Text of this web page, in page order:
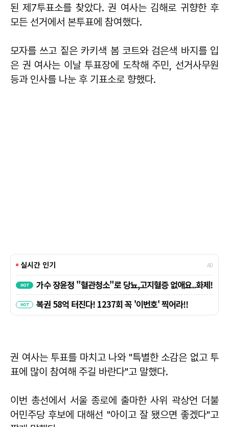
된 제7투표소를 찾았다. 권 여사는 김해로 귀향한 후
모든 선거에서 본투표에 참여했다.
모자를 쓰고 짙은 카키색 봄 코트와 검은색 바지를 입
은 권 여사는 이날 투표장에 도착해 주민, 선거사무원
등과 인사를 나눈 후 기표소로 향했다.
권 여사는 투표를 마치고 나와 "특별한 소감은 없고 투
표에 많이 참여해 주길 바란다"고 말했다.
이번 총선에서 서울 종로에 출마한 사위 곽상언 더불
어민주당 후보에 대해선 "아이고 잘 됐으면 좋겠다"고